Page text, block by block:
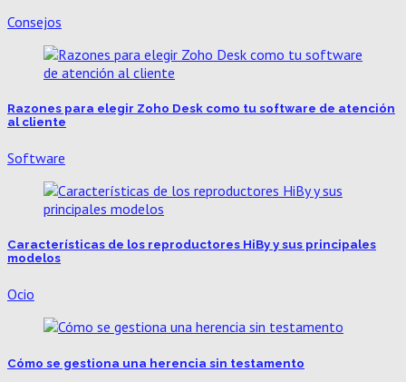
Consejos
Razones para elegir Zoho Desk como tu software de atención
al cliente
Software
Características de los reproductores HiBy y sus principales
modelos
Ocio
Cómo se gestiona una herencia sin testamento